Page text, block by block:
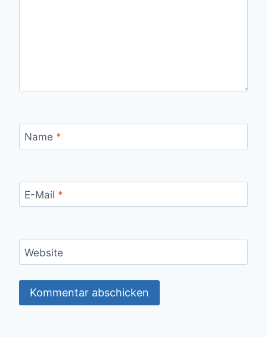
Name *
E-Mail *
Website